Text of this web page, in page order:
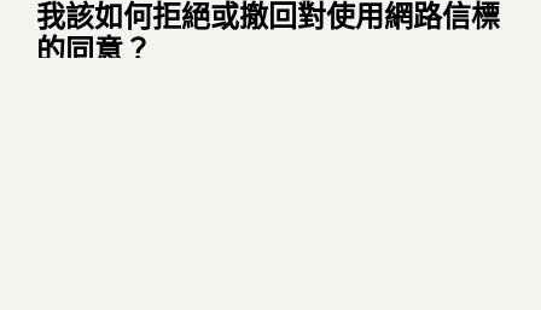
我該如何拒絕或撤回對使用網路信標
的同意？